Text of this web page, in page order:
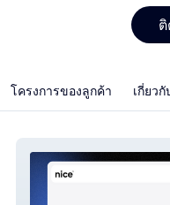
โครงการของลูกค้า เกี่ยวกั